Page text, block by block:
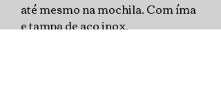
até mesmo na mochila. Com íma
e tampa de aço inox,